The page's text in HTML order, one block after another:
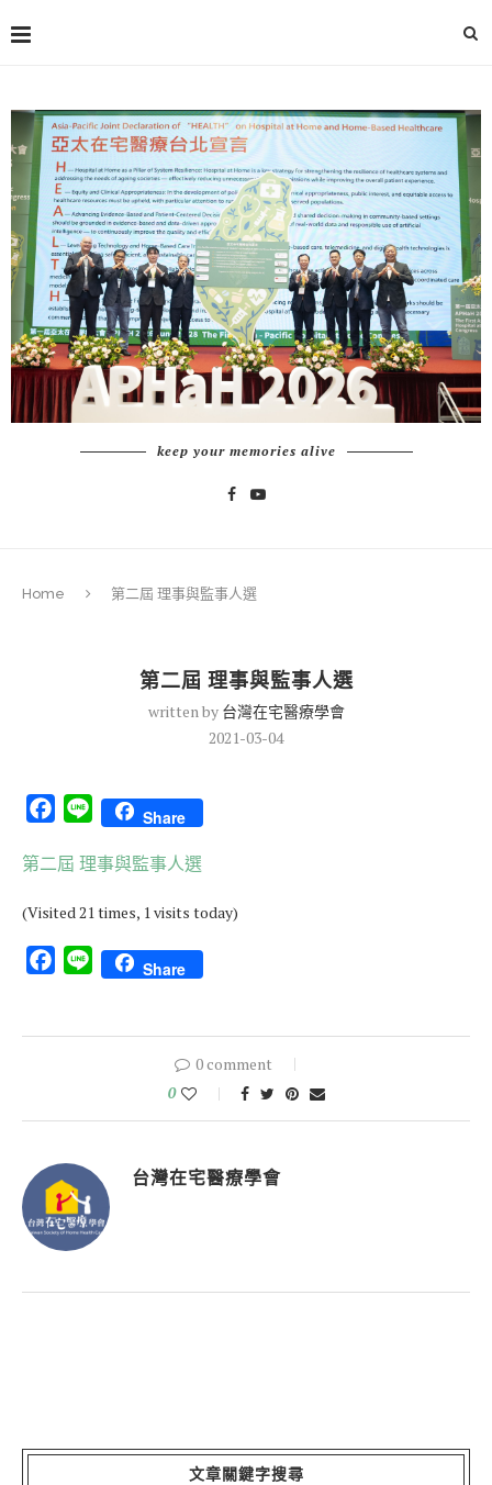
keep your memories alive
Home 第二屆 理事與監事人選
第二屆 理事與監事人選
written by 台灣在宅醫療學會
2021-03-04
Facebook
Line Share
第二屆 理事與監事人選
(Visited 21 times, 1 visits today)
Facebook
Line Share
0 comment
0
台灣在宅醫療學會
文章關鍵字搜尋